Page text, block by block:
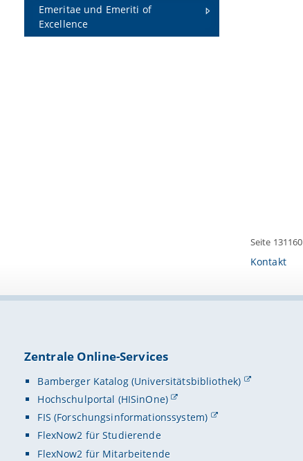
Emeritae und Emeriti of
Excellence
Seite 131160
Kontakt
Zentrale Online-Services
Bamberger Katalog (Universitätsbibliothek)
Hochschulportal (HISinOne)
FIS (Forschungsinformationssystem)
FlexNow2 für Studierende
FlexNow2 für Mitarbeitende